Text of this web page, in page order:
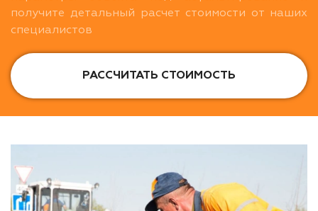
получите детальный расчет стоимости от наших
специалистов
РАССЧИТАТЬ СТОИМОСТЬ